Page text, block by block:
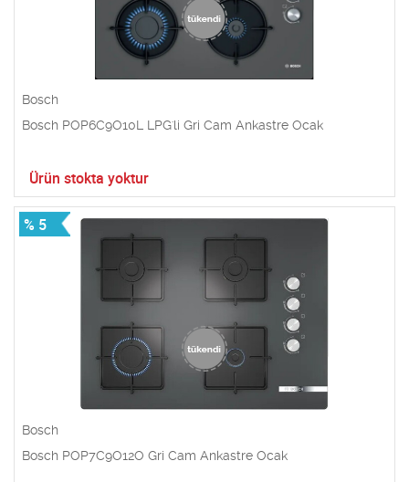
Bosch
Bosch POP6C9O10L LPG'li Gri Cam Ankastre Ocak
Ürün stokta yoktur
% 5
Bosch
Bosch POP7C9O12O Gri Cam Ankastre Ocak